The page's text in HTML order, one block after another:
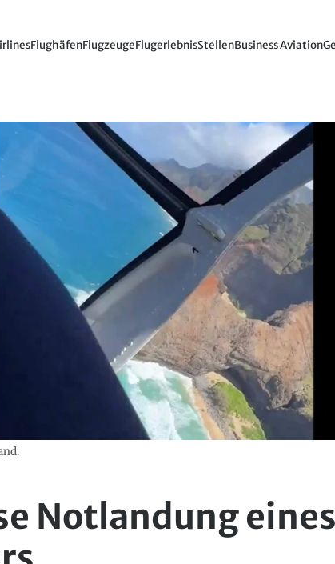
FlughäfenFlugzeugeFlugerlebnisStellenBusiness Aviation
Notlandung